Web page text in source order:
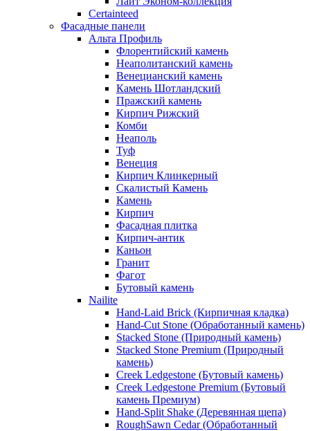
Certainteed
Фасадные панели
Альта Профиль
Флорентийский камень
Неаполитанский камень
Венецианский камень
Камень Шотландский
Пражский камень
Кирпич Рижский
Комби
Неаполь
Туф
Венеция
Кирпич Клинкерный
Скалистый Камень
Камень
Кирпич
Фасадная плитка
Кирпич-антик
Каньон
Гранит
Фагот
Бутовый камень
Nailite
Hand-Laid Brick (Кирпичная кладка)
Hand-Cut Stone (Обработанный камень)
Stacked Stone (Природный камень)
Stacked Stone Premium (Природный
камень)
Creek Ledgestone (Бутовый камень)
Creek Ledgestone Premium (Бутовый
камень Премиум)
Hand-Split Shake (Деревянная щепа)
RoughSawn Cedar (Обработанный